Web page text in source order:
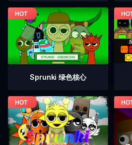
Sprunki 绿色核心